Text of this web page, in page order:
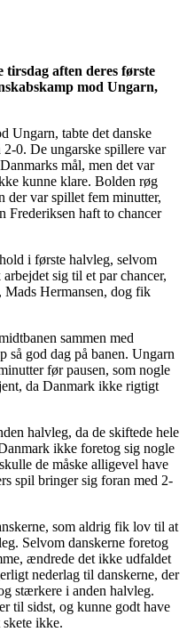
tirsdag aften deres første
mod Ungarn,
Ungarn, tabte det danske
0. De ungarske spillere var
mål, men det var
kunne klare. Bolden røg
der var spillet fem minutter,
Frederiksen haft to chancer
i første halvleg, selvom
sig til et par chancer,
Mads Hermansen, dog fik
sammen med
så god dag på banen. Ungarn
før pausen, som nogle
da Danmark ikke rigtigt
halvleg, da de skiftede hele
ikke foretog sig nogle
de måske alligevel have
spil bringer sig foran med 2-
som aldrig fik lov til at
Selvom danskerne foretog
ændrede det ikke udfaldet
nederlag til danskerne, der
stærkere i anden halvleg.
til sidst, og kunne godt have
ikke.